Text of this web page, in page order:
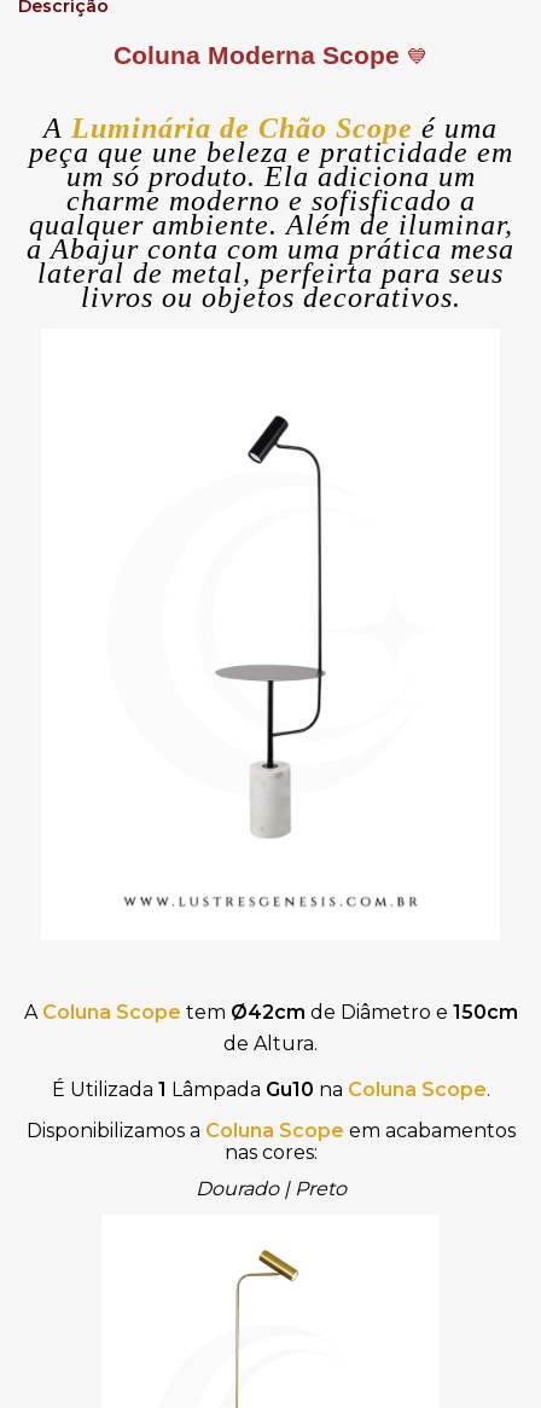
Descrição
Coluna Moderna Scope 💙
A Luminária de Chão Scope é uma
peça que une beleza e praticidade em
um só produto. Ela adiciona um
charme moderno e sofisficado a
qualquer ambiente. Além de iluminar,
a Abajur conta com uma prática mesa
lateral de metal, perfeirta para seus
livros ou objetos decorativos.
A Coluna Scope tem Ø42cm de Diâmetro e 150cm
de Altura.
É Utilizada 1 Lâmpada Gu10 na Coluna Scope.
Disponibilizamos a Coluna Scope em acabamentos
nas cores:
Dourado | Preto